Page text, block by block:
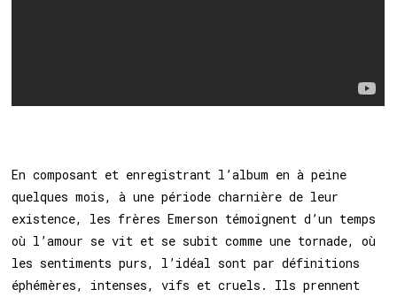
En composant et enregistrant l’album en à peine
quelques mois, à une période charnière de leur
existence, les frères Emerson témoignent d’un temps
où l’amour se vit et se subit comme une tornade, où
les sentiments purs, l’idéal sont par définitions
éphémères, intenses, vifs et cruels. Ils prennent